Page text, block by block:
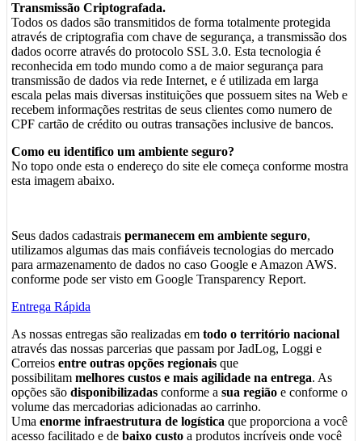
Transmissão Criptografada.
Todos os dados são transmitidos de forma totalmente protegida
através de criptografia com chave de segurança, a transmissão dos
dados ocorre através do protocolo SSL 3.0. Esta tecnologia é
reconhecida em todo mundo como a de maior segurança para
transmissão de dados via rede Internet, e é utilizada em larga
escala pelas mais diversas instituições que possuem sites na Web e
recebem informações restritas de seus clientes como numero de
CPF cartão de crédito ou outras transações inclusive de bancos.
Como eu identifico um ambiente seguro?
No topo onde esta o endereço do site ele começa conforme mostra
esta imagem abaixo.
Seus dados cadastrais permanecem em ambiente seguro,
utilizamos algumas das mais confiáveis tecnologias do mercado
para armazenamento de dados no caso Google e Amazon AWS.
conforme pode ser visto em Google Transparency Report.
Entrega Rápida
As nossas entregas são realizadas em todo o território nacional
através das nossas parcerias que passam por JadLog, Loggi e
Correios entre outras opções regionais que
possibilitam melhores custos e mais agilidade na entrega. As
opções são disponibilizadas conforme a sua região e conforme o
volume das mercadorias adicionadas ao carrinho.
Uma enorme infraestrutura de logística que proporciona a você
acesso facilitado e de baixo custo a produtos incríveis onde você